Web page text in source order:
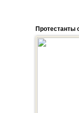
Протестанты